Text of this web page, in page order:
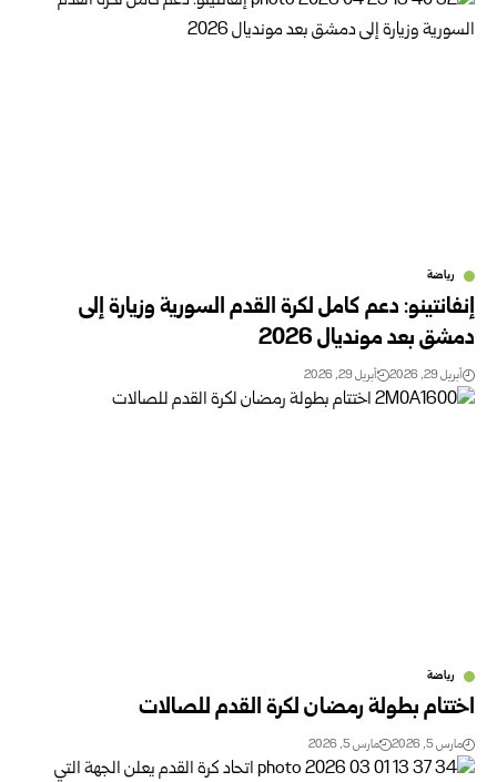
رياضة
إنفانتينو: دعم كامل لكرة القدم السورية وزيارة إلى
دمشق بعد مونديال 2026
أبريل 29, 2026 أبريل 29, 2026
رياضة
اختتام بطولة رمضان لكرة القدم للصالات
مارس 5, 2026 مارس 5, 2026